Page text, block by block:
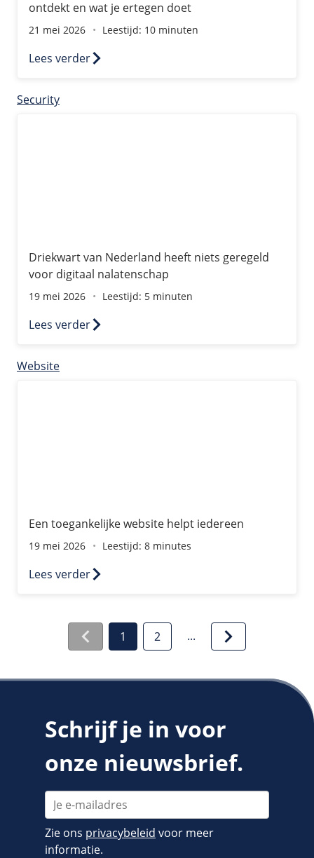
ontdekt en wat je ertegen doet
21 mei 2026 Leestijd: 10 minuten
Lees verder
Security
Driekwart van Nederland heeft niets geregeld
voor digitaal nalatenschap
19 mei 2026 Leestijd: 5 minuten
Lees verder
Website
Een toegankelijke website helpt iedereen
19 mei 2026 Leestijd: 8 minutes
Lees verder
1 2 ...
Schrijf je in voor
onze nieuwsbrief.
Zie ons privacybeleid voor meer
informatie.